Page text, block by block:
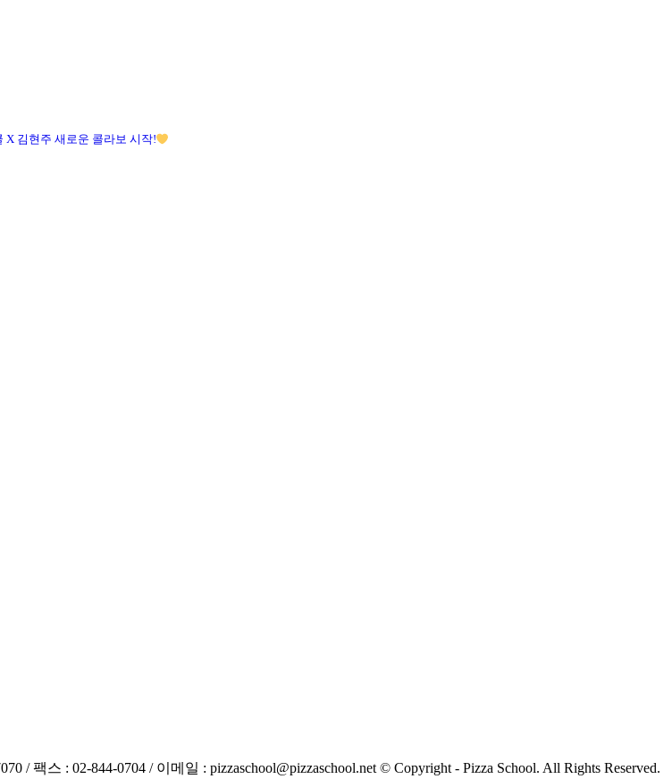
X 김현주 새로운 콜라보 시작!
팩스 : 02-844-0704 / 이메일 : pizzaschool@pizzaschool.net © Copyright - Pizza School. All Rights Reserved.